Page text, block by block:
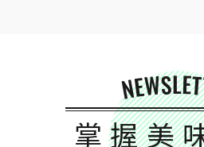
掌握美